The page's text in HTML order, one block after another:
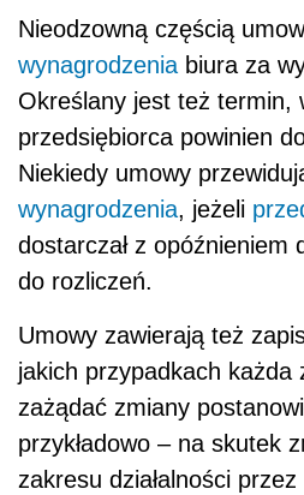
Nieodzowną częścią
wynagrodzenia biura za
Określany jest też termin,
przedsiębiorca powinien
Niekiedy umowy
wynagrodzenia, jeżeli
dostarczał z opóźnieniem
do rozliczeń.
Umowy zawierają też
jakich przypadkach każda
zażądać zmiany
przykładowo – na skutek
zakresu działalności